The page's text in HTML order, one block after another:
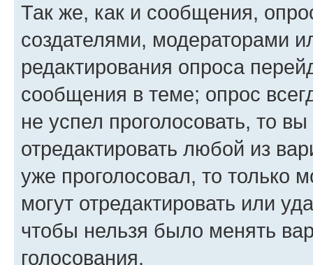
Так же, как и сообщения,
создателями, модераторами
редактирования опроса
сообщения в теме; опрос
не успел проголосовать, то
отредактировать любой из
уже проголосовал, то только
могут отредактировать или
чтобы нельзя было менять
голосования.